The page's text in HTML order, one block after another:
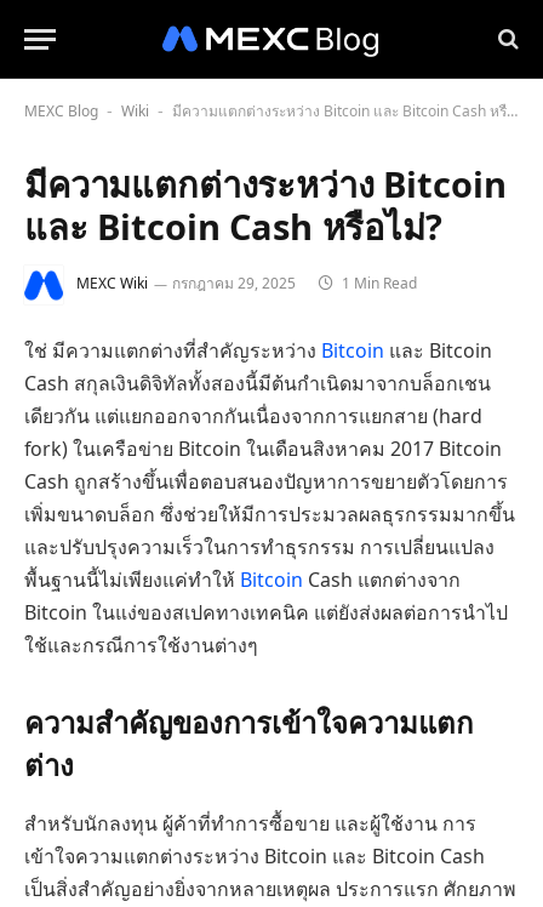
MEXC Blog - Wiki - มีความแตกต่างระหว่าง Bitcoin และ Bitcoin Cash หรือไม่?
มีความแตกต่างระหว่าง Bitcoin
และ Bitcoin Cash หรือไม่?
MEXC Wiki กรกฎาคม 29, 2025 1 Min Read
ใช่ มีความแตกต่างที่สำคัญระหว่าง Bitcoin และ Bitcoin
Cash สกุลเงินดิจิทัลทั้งสองนี้มีต้นกำเนิดมาจากบล็อกเชน
เดียวกัน แต่แยกออกจากกันเนื่องจากการแยกสาย (hard
fork) ในเครือข่าย Bitcoin ในเดือนสิงหาคม 2017 Bitcoin
Cash ถูกสร้างขึ้นเพื่อตอบสนองปัญหาการขยายตัวโดยการ
เพิ่มขนาดบล็อก ซึ่งช่วยให้มีการประมวลผลธุรกรรมมากขึ้น
และปรับปรุงความเร็วในการทำธุรกรรม การเปลี่ยนแปลง
พื้นฐานนี้ไม่เพียงแค่ทำให้ Bitcoin Cash แตกต่างจาก
Bitcoin ในแง่ของสเปคทางเทคนิค แต่ยังส่งผลต่อการนำไป
ใช้และกรณีการใช้งานต่างๆ
ความสำคัญของการเข้าใจความแตก
ต่าง
สำหรับนักลงทุน ผู้ค้าที่ทำการซื้อขาย และผู้ใช้งาน การ
เข้าใจความแตกต่างระหว่าง Bitcoin และ Bitcoin Cash
เป็นสิ่งสำคัญอย่างยิ่งจากหลายเหตุผล ประการแรก ศักยภาพ